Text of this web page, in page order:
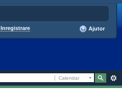
Inregistrare Ajutor
Calendar